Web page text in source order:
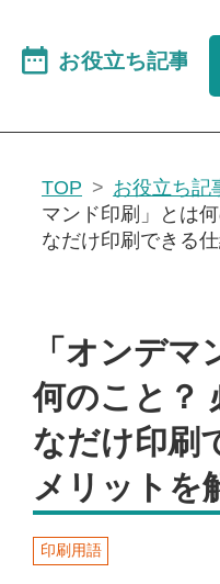
TOP お役立ち記
マンド印刷」とは
なだけ印刷できる
「オンデ
何のこと？
なだけ印刷
メリットを
印刷用語